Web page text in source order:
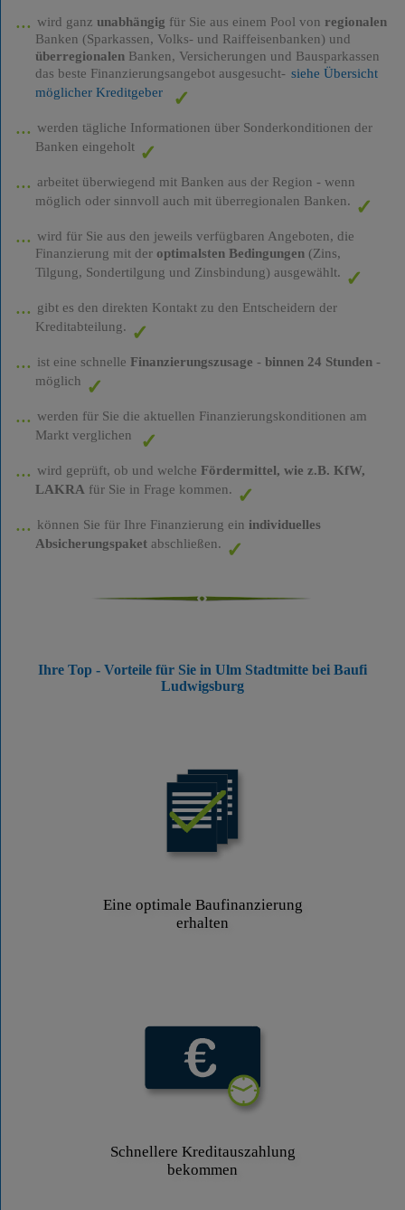
wird ganz unabhängig für Sie aus einem Pool von regionalen
Banken (Sparkassen, Volks- und Raiffeisenbanken) und
überregionalenBanken, Versicherungen und Bausparkassen
das beste Finanzierungsangebot ausgesucht- siehe Übersicht
möglicher Kreditgeber
werden tägliche Informationen über Sonderkonditionen der
Banken eingeholt
arbeitet überwiegend mit Banken aus der Region - wenn
möglich oder sinnvoll auch mit überregionalen Banken.
wird für Sie aus den jeweils verfügbaren Angeboten, die
Finanzierung mit der optimalsten Bedingungen(Zins,
Tilgung, Sondertilgung und Zinsbindung) ausgewählt.
gibt es den direkten Kontakt zu den Entscheidern der
Kreditabteilung.
ist eine schnelle Finanzierungszusage - binnen 24 Stunden-
möglich
werden für Sie die aktuellen Finanzierungskonditionen am
Markt verglichen
wird geprüft, ob und welche Fördermittel, wie z.B. KfW,
LAKRA für Sie in Frage kommen.
können Sie für Ihre Finanzierung ein individuelles
Absicherungspaketabschließen.
Ihre Top - Vorteile für Sie in Ulm Stadtmitte bei Baufi
Ludwigsburg
Eine optimale Baufinanzierung
erhalten
Schnellere Kreditauszahlung
bekommen